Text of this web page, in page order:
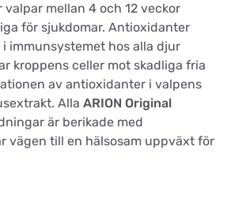
mellan 4 och 12 veckor
för sjukdomar. Antioxidanter
immunsystemet hos alla djur
kroppens celler mot skadliga fria
av antioxidanter i valpens
Alla ARION Original
är berikade med
vägen till en hälsosam uppväxt för